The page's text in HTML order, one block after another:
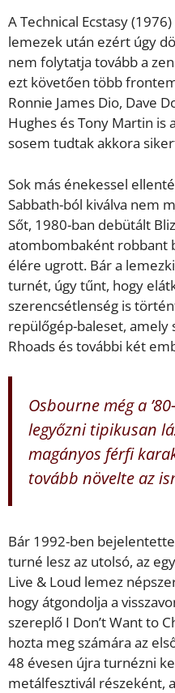
A Technical Ecstasy
lemezek után ezért úgy
nem folytatja tovább a
ezt követően több
Ronnie James Dio, Dave
Hughes és Tony Martin is
sosem tudtak akkora
Sok más énekessel
Sabbath-ból kiválva nem
Sőt, 1980-ban debütált
atombombaként robbant
élére ugrott. Bár a
turnét, úgy tűnt, hogy
szerencsétlenség is
repülőgép-baleset, amely
Rhoads és további két
Osbourne még a
legyőzni tipikusan
magányos férfi
tovább növelte az
Bár 1992-ben
turné lesz az utolsó, az
Live & Loud lemez
hogy átgondolja a
szereplő I Don’t Want to
hozta meg számára az
48 évesen újra turnézni
metálfesztivál részeként,